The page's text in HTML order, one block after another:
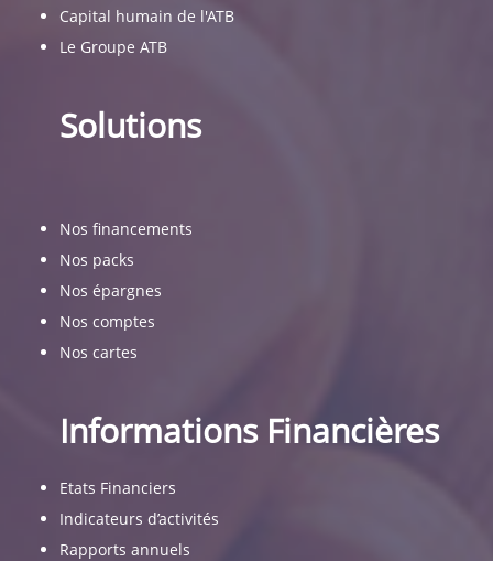
Capital humain de l'ATB
Le Groupe ATB
Solutions
Nos financements
Nos packs
Nos épargnes
Nos comptes
Nos cartes
Informations Financières
Etats Financiers
Indicateurs d’activités
Rapports annuels